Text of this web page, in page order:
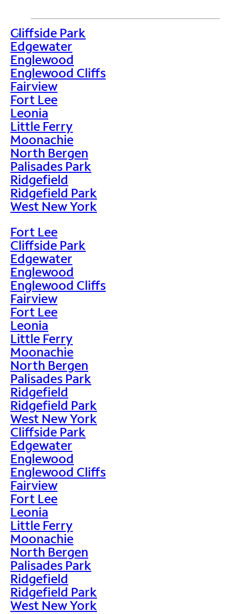
>
Cliffside Park
Edgewater
Englewood
Englewood Cliffs
Fairview
Fort Lee
Leonia
Little Ferry
Moonachie
North Bergen
Palisades Park
Ridgefield
Ridgefield Park
West New York
Fort Lee
Cliffside Park
Edgewater
Englewood
Englewood Cliffs
Fairview
Fort Lee
Leonia
Little Ferry
Moonachie
North Bergen
Palisades Park
Ridgefield
Ridgefield Park
West New York
Cliffside Park
Edgewater
Englewood
Englewood Cliffs
Fairview
Fort Lee
Leonia
Little Ferry
Moonachie
North Bergen
Palisades Park
Ridgefield
Ridgefield Park
West New York